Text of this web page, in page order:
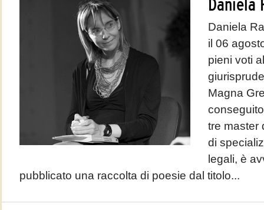
Daniela
Daniela
il 06
pieni voti
Magna
tre master
di
legali, è
pubblicato una raccolta di poesie dal titolo...